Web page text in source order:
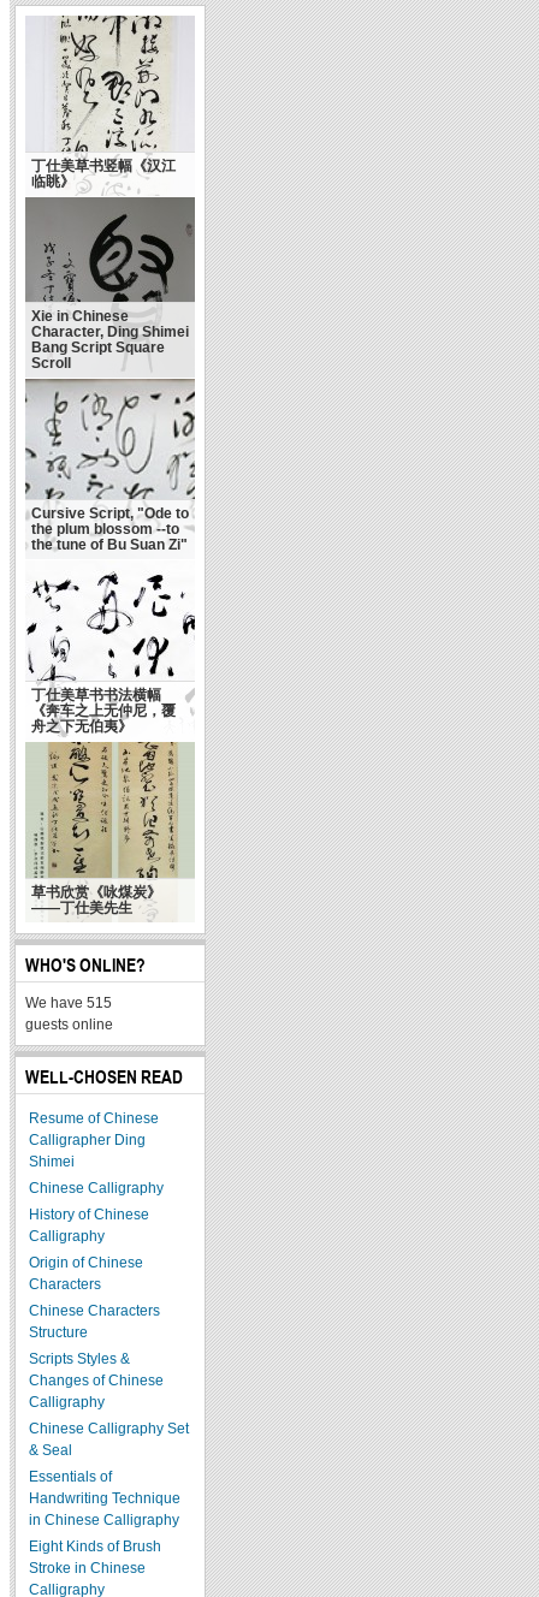
丁仕美草书竖幅《汉江
临眺》
Xie in Chinese
Character, Ding Shimei
Bang Script Square
Scroll
Cursive Script, "Ode to
the plum blossom --to
the tune of Bu Suan Zi"
丁仕美草书书法横幅
《奔车之上无仲尼，覆
舟之下无伯夷》
草书欣赏《咏煤炭》
——丁仕美先生
WHO'S ONLINE?
We have 515
guests online
WELL-CHOSEN READ
Resume of Chinese
Calligrapher Ding
Shimei
Chinese Calligraphy
History of Chinese
Calligraphy
Origin of Chinese
Characters
Chinese Characters
Structure
Scripts Styles &
Changes of Chinese
Calligraphy
Chinese Calligraphy Set
& Seal
Essentials of
Handwriting Technique
in Chinese Calligraphy
Eight Kinds of Brush
Stroke in Chinese
Calligraphy